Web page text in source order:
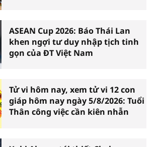
ASEAN Cup 2026: Báo Thái Lan
khen ngợi tư duy nhập tịch tinh
gọn của ĐT Việt Nam
Tử vi hôm nay, xem tử vi 12 con
giáp hôm nay ngày 5/8/2026: Tuổi
Thân công việc cần kiên nhẫn